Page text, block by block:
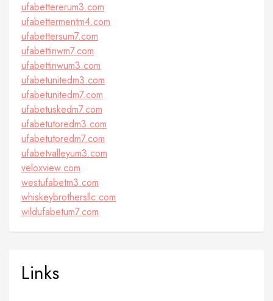
ufabettererum3.com
ufabettermentm4.com
ufabettersum7.com
ufabettinwm7.com
ufabettinwum3.com
ufabetunitedm3.com
ufabetunitedm7.com
ufabetuskedm7.com
ufabetutoredm3.com
ufabetutoredm7.com
ufabetvalleyum3.com
veloxview.com
westufabetm3.com
whiskeybrothersllc.com
wildufabetum7.com
Links